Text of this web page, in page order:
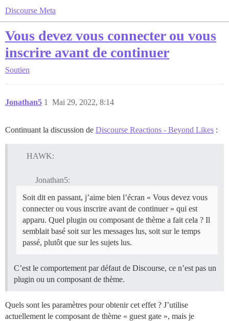
Discourse Meta
Vous devez vous connecter ou vous
inscrire avant de continuer
Soutien
Jonathan5 Mai 29, 2022, 8:14
1
Continuant la discussion de Discourse Reactions - Beyond Likes :
HAWK:
Jonathan5:
Soit dit en passant, j’aime bien l’écran « Vous devez vous
connecter ou vous inscrire avant de continuer » qui est
apparu. Quel plugin ou composant de thème a fait cela ? Il
semblait basé soit sur les messages lus, soit sur le temps
passé, plutôt que sur les sujets lus.
C’est le comportement par défaut de Discourse, ce n’est pas un
plugin ou un composant de thème.
Quels sont les paramètres pour obtenir cet effet ? J’utilise
actuellement le composant de thème « guest gate », mais je